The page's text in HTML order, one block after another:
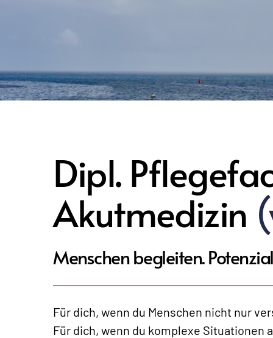
Dipl.
Akutmedizin
Menschen begleiten.
Für dich, wenn du Menschen nicht nur
Für dich, wenn du komplexe Situationen